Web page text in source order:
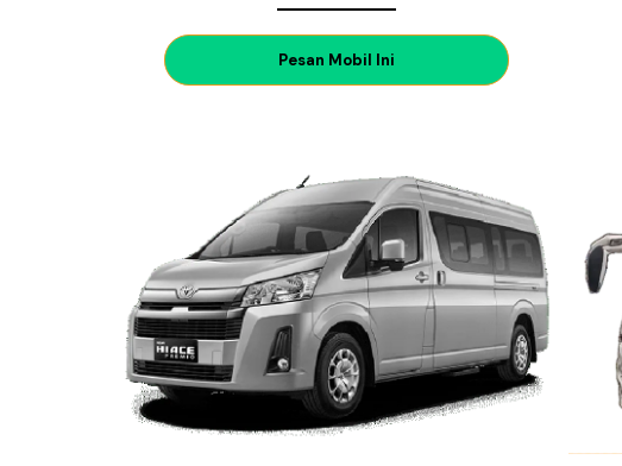
Pesan Mobil Ini